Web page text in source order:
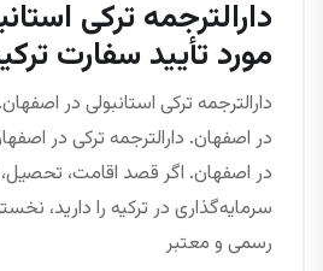
دارالترجمه ترکی
مورد تأیید سفارت
دارالترجمه ترکی استانبولی در
در اصفهان. دارالترجمه ترکی در
در اصفهان. اگر قصد اقامت، تحصیل،
سرمایه‌گذاری در ترکیه را دارید،
رسمی و معتبر